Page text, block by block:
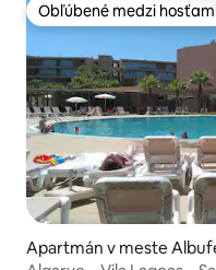
Obľúbené medzi
Obľúbené medzi
Apartmán v meste